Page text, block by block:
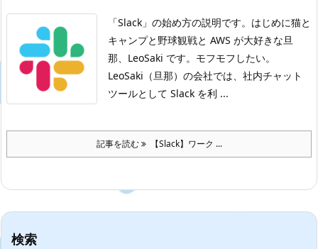
「Slack」の始め方の説明です。 はじめに猫と
キャンプと野球観戦と AWS が大好きな旦
那、LeoSaki です。モフモフしたい。
LeoSaki（旦那）の会社では、社内チャット
ツールとして Slack を利 ...
記事を読む 【Slack】ワーク ...
検索